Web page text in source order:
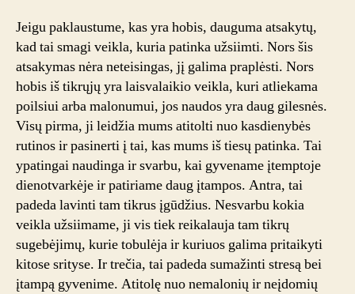
Jeigu paklaustume, kas yra hobis, dauguma atsakytų,
kad tai smagi veikla, kuria patinka užsiimti. Nors šis
atsakymas nėra neteisingas, jį galima praplėsti. Nors
hobis iš tikrųjų yra laisvalaikio veikla, kuri atliekama
poilsiui arba malonumui, jos naudos yra daug gilesnės.
Visų pirma, ji leidžia mums atitolti nuo kasdienybės
rutinos ir pasinerti į tai, kas mums iš tiesų patinka. Tai
ypatingai naudinga ir svarbu, kai gyvename įtemptoje
dienotvarkėje ir patiriame daug įtampos. Antra, tai
padeda lavinti tam tikrus įgūdžius. Nesvarbu kokia
veikla užsiimame, ji vis tiek reikalauja tam tikrų
sugebėjimų, kurie tobulėja ir kuriuos galima pritaikyti
kitose srityse. Ir trečia, tai padeda sumažinti stresą bei
įtampą gyvenime. Atitolę nuo nemalonių ir neįdomių